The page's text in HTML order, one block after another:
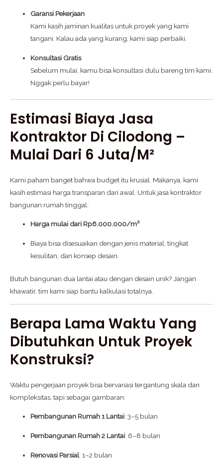
Garansi Pekerjaan
Kami kasih jaminan kualitas untuk proyek yang kami
tangani. Kalau ada yang kurang, kami siap perbaiki.
Konsultasi Gratis
Sebelum mulai, kamu bisa konsultasi dulu bareng tim kami.
Nggak perlu bayar!
Estimasi Biaya Jasa
Kontraktor Di Cilodong –
Mulai Dari 6 Juta/m²
Kami paham banget bahwa budget itu krusial. Makanya, kami
kasih estimasi harga transparan dari awal. Untuk jasa kontraktor
bangunan rumah tinggal:
Harga mulai dari Rp6.000.000/m²
Biaya bisa disesuaikan dengan jenis material, tingkat
kesulitan, dan konsep desain.
Butuh bangunan dua lantai atau dengan desain unik? Jangan
khawatir, tim kami siap bantu kalkulasi totalnya.
Berapa Lama Waktu Yang
Dibutuhkan Untuk Proyek
Konstruksi?
Waktu pengerjaan proyek bisa bervariasi tergantung skala dan
kompleksitas, tapi sebagai gambaran:
Pembangunan Rumah 1 Lantai: 3–5 bulan
Pembangunan Rumah 2 Lantai: 6–8 bulan
Renovasi Parsial: 1–2 bulan